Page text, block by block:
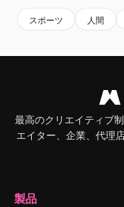
スポーツ 人間
最高のクリエイティブ
エイター、企業、代理
製品